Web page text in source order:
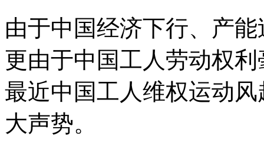
由于中国经济下行、产
更由于中国工人劳动权
最近中国工人维权运动
大声势。